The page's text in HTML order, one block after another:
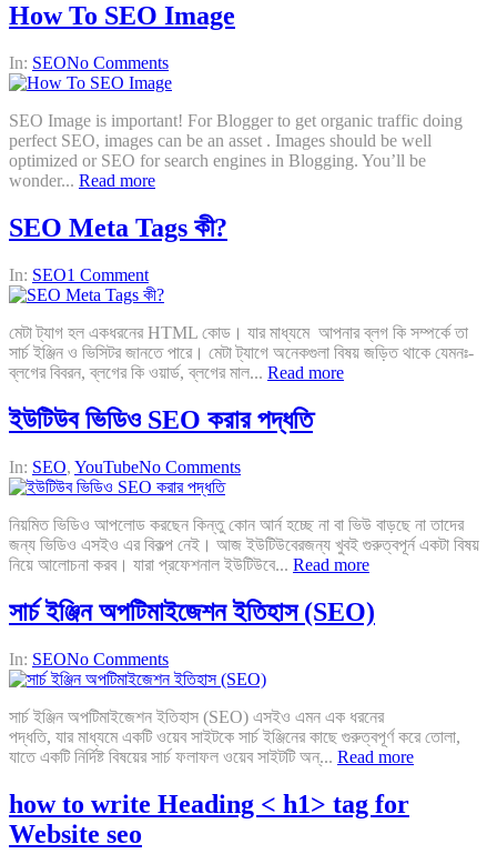
How To SEO Image
In: SEONo Comments
SEO Image is important! For Blogger to get organic traffic doing
perfect SEO, images can be an asset . Images should be well
optimized or SEO for search engines in Blogging. You’ll be
wonder... Read more
SEO Meta Tags কী?
In: SEO1 Comment
মেটা ট্যাগ হল একধরনের HTML কোড। যার মাধ্যমে আপনার ব্লগ কি সম্পর্কে তা
সার্চ ইঞ্জিন ও ভিসিটর জানতে পারে। মেটা ট্যাগে অনেকগুলা বিষয় জড়িত থাকে যেমনঃ-
ব্লগের বিবরন, ব্লগের কি ওয়ার্ড, ব্লগের মাল... Read more
ইউটিউব ভিডিও SEO করার পদ্ধতি
In: SEO, YouTubeNo Comments
নিয়মিত ভিডিও আপলোড করছেন কিন্তু কোন আর্ন হচ্ছে না বা ভিউ বাড়ছে না তাদের
জন্য ভিডিও এসইও এর বিকল্প নেই। আজ ইউটিউবেরজন্য খুবই গুরুত্বপূর্ন একটা বিষয়
নিয়ে আলোচনা করব। যারা প্রফেশনাল ইউটিউবে... Read more
সার্চ ইঞ্জিন অপটিমাইজেশন ইতিহাস (SEO)
In: SEONo Comments
সার্চ ইঞ্জিন অপটিমাইজেশন ইতিহাস (SEO) এসইও এমন এক ধরনের
পদ্ধতি, যার মাধ্যমে একটি ওয়েব সাইটকে সার্চ ইঞ্জিনের কাছে গুরুত্বপূর্ণ করে তোলা,
যাতে একটি নির্দিষ্ট বিষয়ের সার্চ ফলাফল ওয়েব সাইটটি অন্... Read more
how to write Heading < h1> tag for
Website seo